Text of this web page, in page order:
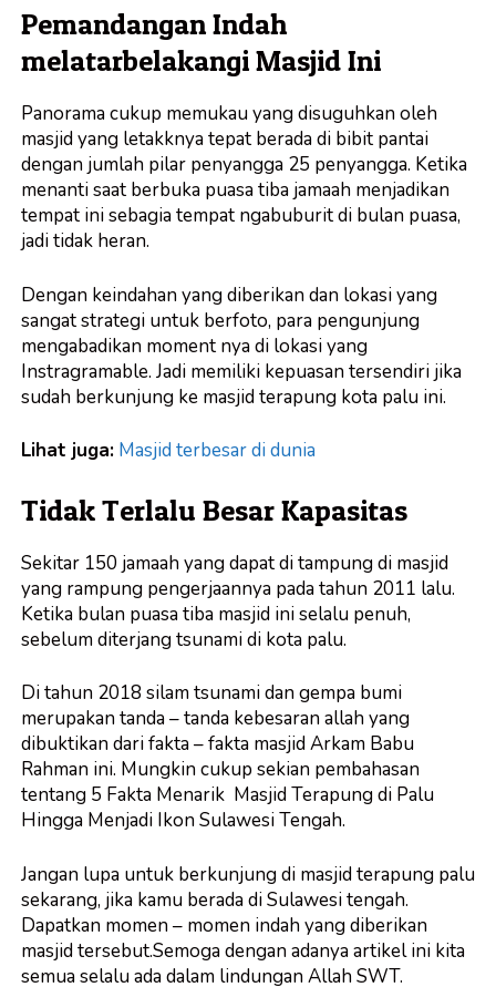
Pemandangan Indah
melatarbelakangi Masjid Ini
Panorama cukup memukau yang disuguhkan oleh
masjid yang letakknya tepat berada di bibit pantai
dengan jumlah pilar penyangga 25 penyangga. Ketika
menanti saat berbuka puasa tiba jamaah menjadikan
tempat ini sebagia tempat ngabuburit di bulan puasa,
jadi tidak heran.
Dengan keindahan yang diberikan dan lokasi yang
sangat strategi untuk berfoto, para pengunjung
mengabadikan moment nya di lokasi yang
Instragramable. Jadi memiliki kepuasan tersendiri jika
sudah berkunjung ke masjid terapung kota palu ini.
Lihat juga: Masjid terbesar di dunia
Tidak Terlalu Besar Kapasitas
Sekitar 150 jamaah yang dapat di tampung di masjid
yang rampung pengerjaannya pada tahun 2011 lalu.
Ketika bulan puasa tiba masjid ini selalu penuh,
sebelum diterjang tsunami di kota palu.
Di tahun 2018 silam tsunami dan gempa bumi
merupakan tanda – tanda kebesaran allah yang
dibuktikan dari fakta – fakta masjid Arkam Babu
Rahman ini. Mungkin cukup sekian pembahasan
tentang 5 Fakta Menarik Masjid Terapung di Palu
Hingga Menjadi Ikon Sulawesi Tengah.
Jangan lupa untuk berkunjung di masjid terapung palu
sekarang, jika kamu berada di Sulawesi tengah.
Dapatkan momen – momen indah yang diberikan
masjid tersebut.Semoga dengan adanya artikel ini kita
semua selalu ada dalam lindungan Allah SWT.